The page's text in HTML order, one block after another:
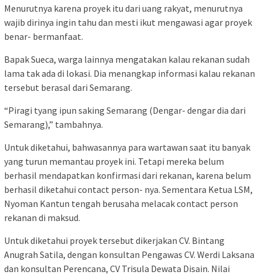
Menurutnya karena proyek itu dari uang rakyat, menurutnya
wajib dirinya ingin tahu dan mesti ikut mengawasi agar proyek
benar- bermanfaat.
Bapak Sueca, warga lainnya mengatakan kalau rekanan sudah
lama tak ada di lokasi. Dia menangkap informasi kalau rekanan
tersebut berasal dari Semarang.
“Piragi tyang ipun saking Semarang (Dengar- dengar dia dari
Semarang),” tambahnya.
Untuk diketahui, bahwasannya para wartawan saat itu banyak
yang turun memantau proyek ini. Tetapi mereka belum
berhasil mendapatkan konfirmasi dari rekanan, karena belum
berhasil diketahui contact person- nya. Sementara Ketua LSM,
Nyoman Kantun tengah berusaha melacak contact person
rekanan di maksud.
Untuk diketahui proyek tersebut dikerjakan CV. Bintang
Anugrah Satila, dengan konsultan Pengawas CV. Werdi Laksana
dan konsultan Perencana, CV Trisula Dewata Disain. Nilai